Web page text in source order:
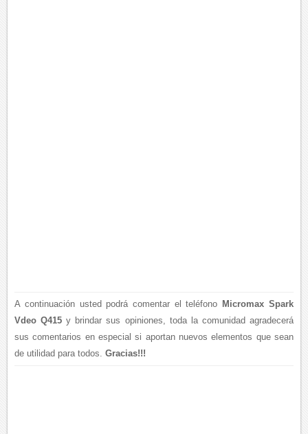
A continuación usted podrá comentar el teléfono Micromax Spark
Vdeo Q415 y brindar sus opiniones, toda la comunidad agradecerá
sus comentarios en especial si aportan nuevos elementos que sean
de utilidad para todos.Gracias!!!